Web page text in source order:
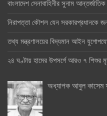
বাংলাদেশ সেনাবাহিনীর সুনাম আন্তর্জাতিক
নিরাপত্তা কৌশল যেন সরকারপ্রধানকে
তথ্য মন্ত্রণালয়ের বিদ্যমান আইন
২৪ ঘণ্টায় হামের উপসর্গে আরও ৭ শিশুর
অধ্যাপক আবুল কাসেম